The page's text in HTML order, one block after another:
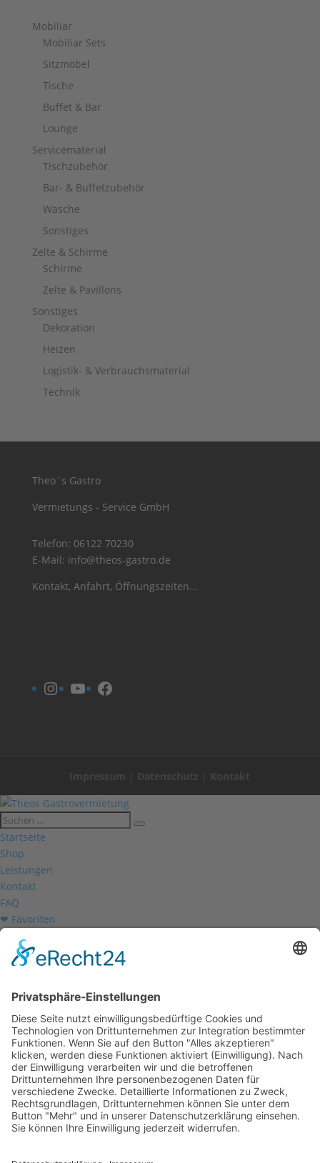
Mobiliar
Mobiliar Sets
Sitzmöbel
Tische
Buffet & Bar
Lounge
Servicematerial
Tischzubehör
Bar- & Buffetzubehör
Wäsche
Sonstiges
Zelte & Schirme
Schirme
Zelte & Pavillons
Sonstiges
Dekoration
Heizen
Logistik- & Verbrauchsmaterial
Technik
Theo´s Gastro
Vermietungs - Service GmbH
Telefon: 06122 70230
E-Mail: info@theos-gastro.de
Kontakt, Anfahrt, Öffnungszeiten...
Instagram
YouTubeFacebook
Impressum Datenschutz Kontakt
Startseite
Shop
Leistungen
Kontakt
FAQ
❤ Favoriten
Mein Konto
Betriebsferien
Wir befinden uns vom
19.12.2025 bis einschließlich 07.01.2026
in unseren Betriebsferien.
In dieser Zeit werden Anfragen
weiterhin bearbeitet, allerdings
kann es zu Verzögerungen bei der